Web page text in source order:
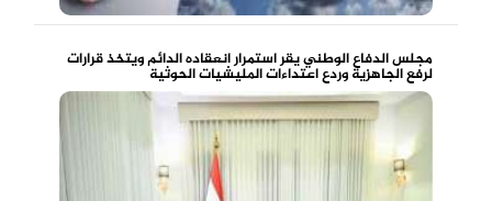
مجلس الدفاع الوطني يقر استمرار انعقاده الدائم ويتخذ قرارات
لرفع الجاهزية وردع اعتداءات المليشيات الحوثية